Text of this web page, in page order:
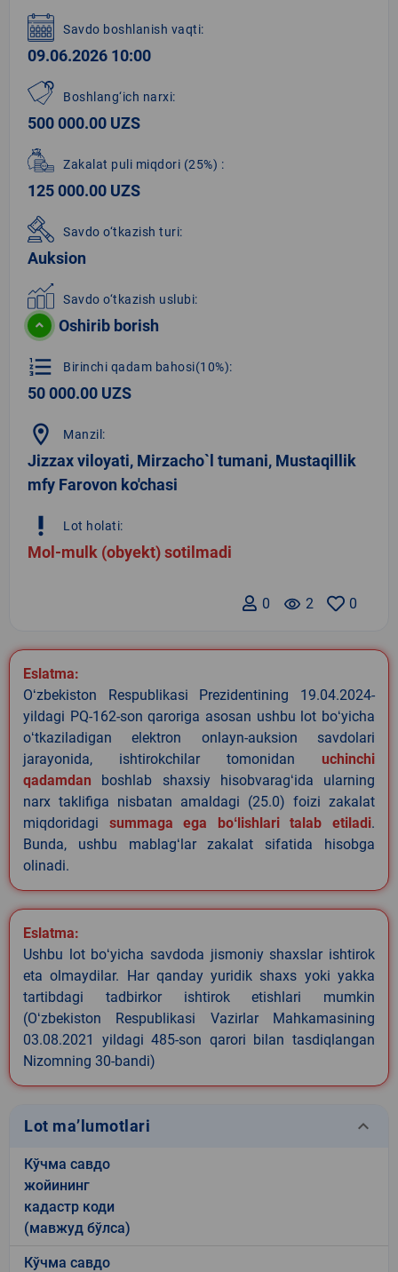
Savdo boshlanish vaqti:
09.06.2026 10:00
Boshlang‘ich narxi:
500 000.00 UZS
Zakalat puli miqdori (25%) :
125 000.00 UZS
Savdo o‘tkazish turi:
Auksion
Savdo o‘tkazish uslubi:
Oshirib borish
format_list_numbered Birinchi qadam bahosi(10%):
50 000.00 UZS
location_on Manzil:
Jizzax viloyati, Mirzacho`l tumani, Mustaqillik
mfy Farovon ko'chasi
priority_high Lot holati:
Mol-mulk (obyekt) sotilmadi
0
remove_red_eye 2
0
Eslatma:
Oʻzbekiston Respublikasi Prezidentining 19.04.2024-
yildagi PQ-162-son qaroriga asosan ushbu lot boʻyicha
oʻtkaziladigan elektron onlayn-auksion savdolari
jarayonida, ishtirokchilar tomonidan uchinchi
qadamdan boshlab shaxsiy hisobvaragʻida ularning
narx taklifiga nisbatan amaldagi (25.0) foizi zakalat
miqdoridagi summaga ega boʻlishlari talab etiladi.
Bunda, ushbu mablagʻlar zakalat sifatida hisobga
olinadi.
Eslatma:
Ushbu lot boʻyicha savdoda jismoniy shaxslar ishtirok
eta olmaydilar. Har qanday yuridik shaxs yoki yakka
tartibdagi tadbirkor ishtirok etishlari mumkin
(Oʻzbekiston Respublikasi Vazirlar Mahkamasining
03.08.2021 yildagi 485-son qarori bilan tasdiqlangan
Nizomning 30-bandi)
Lot ma’lumotlari keyboard_arrow_down
Кўчма савдо
жойининг
кадастр коди
(мавжуд бўлса)
Кўчма савдо